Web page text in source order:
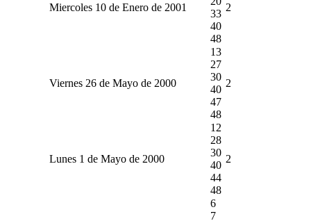
Miercoles 10 de Enero de 2001
33
40
48
2
Viernes 26 de Mayo de 2000
13
27
30
40
47
48
2
Lunes 1 de Mayo de 2000
12
28
30
40
44
48
2
6
7